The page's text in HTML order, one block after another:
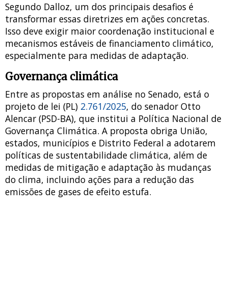
Segundo Dalloz, um dos principais desafios é
transformar essas diretrizes em ações concretas.
Isso deve exigir maior coordenação institucional e
mecanismos estáveis de financiamento climático,
especialmente para medidas de adaptação.
Governança climática
Entre as propostas em análise no Senado, está o
projeto de lei (PL) 2.761/2025, do senador Otto
Alencar (PSD-BA), que institui a Política Nacional de
Governança Climática. A proposta obriga União,
estados, municípios e Distrito Federal a adotarem
políticas de sustentabilidade climática, além de
medidas de mitigação e adaptação às mudanças
do clima, incluindo ações para a redução das
emissões de gases de efeito estufa.